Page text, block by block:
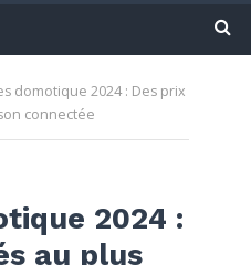
domotique 2024 : Des prix
connectée
2024 :
au plus